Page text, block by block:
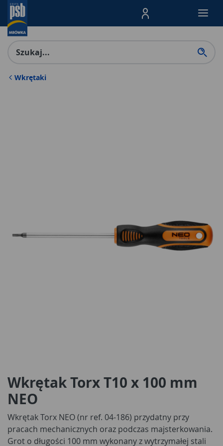
Menu Produktów,
Wkrętaki
Wkrętak Torx T10 x 100 mm
NEO
Wkrętak Torx NEO (nr ref. 04-186) przydatny przy
pracach mechanicznych oraz podczas majsterkowania.
Grot o długości 100 mm wykonany z wytrzymałej stali